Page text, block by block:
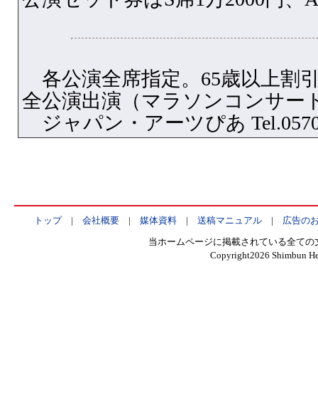
各公演全席指定。65歳以上割
全公演出演（マラソンコンサー
ジャパン・アーツぴあ
トップ| 会社概要| 媒体資料| 送稿マニュアル| 広告の
当ホームページに掲載されている全て
Copyright2026 Shimbun